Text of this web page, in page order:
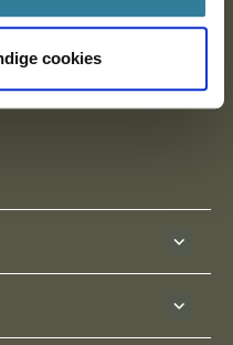
cookies